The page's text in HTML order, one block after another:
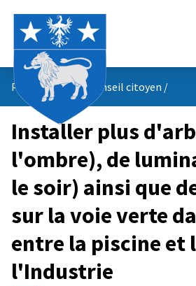
Propositions du conseil citoyen /
Installer plus
l'ombre), de
le soir) ainsi que
sur la voie verte
entre la piscine et
l'Industrie